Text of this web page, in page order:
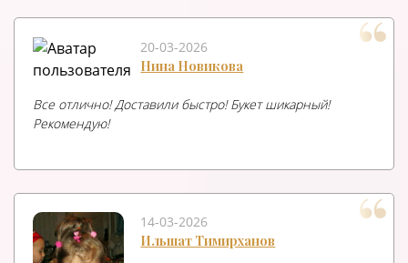
20-03-2026
Нина Новикова
Все отлично! Доставили быстро! Букет шикарный!
Рекомендую!
14-03-2026
Ильшат Тимирханов